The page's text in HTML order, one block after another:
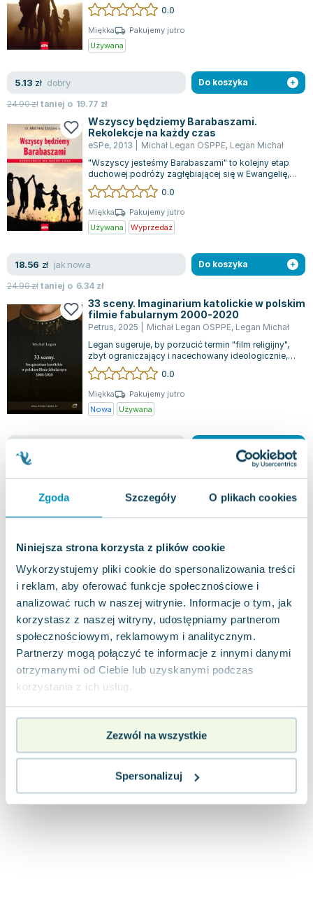
Zgoda Szczegóły O plikach cookies
Niniejsza strona korzysta z plików cookie
Wykorzystujemy pliki cookie do spersonalizowania treści
i reklam, aby oferować funkcje społecznościowe i
analizować ruch w naszej witrynie. Informacje o tym, jak
korzystasz z naszej witryny, udostępniamy partnerom
społecznościowym, reklamowym i analitycznym.
Partnerzy mogą połączyć te informacje z innymi danymi
otrzymanymi od Ciebie lub uzyskanymi podczas
korzystania z ich usług.
Zezwól na wszystkie
Spersonalizuj
Joseph Murphy
Jan Sztaudynger
Aleksander Puszkin
Małgorzata Ohme
Maddie Ziegler
Leszek Czarnecki
Joanna Racewicz
Maria Seweryn
Janina Zającówna
Eric Helms
Anna Prus (oprac.)
Nela Mała Reporterka
Barbara Wrzesińska
Terry Pratchett
Virginia Woolf
Lorraine Warren
Ajahn Brahm
Lucinda Riley
Jacek Walkiewicz
chrześcijan pragnących wprowadzać bib...
0.0
Miękka
Pakujemy jutro
Używana
5.13 zł dobry
24.90złtaniej o 19.77 zł
Do koszyka
Wszyscy będziemy Barabaszami.
Rekolekcje na każdy czas
eSPe, 2013 Michał Legan OSPPE, Legan Michał
"Wszyscy jesteśmy Barabaszami" to kolejny etap
duchowej podróży zagłębiającej się w Ewangelię,
gdzie przewodnikiem jest Ojciec Leg...
0.0
Miękka
Pakujemy jutro
Używana
Wyprzedaż
18.56 zł jak nowa
24.90złtaniej o 6.34 zł
Do koszyka
33 sceny. Imaginarium katolickie w polskim
filmie fabularnym 2000-2020
Petrus, 2025 Michał Legan OSPPE, Legan Michał
Legan sugeruje, by porzucić termin "film religijny",
zbyt ograniczający i nacechowany ideologicznie,
na rzecz postrzegania religij...
0.0
Miękka
Pakujemy jutro
Nowa
Używana
78.99zł